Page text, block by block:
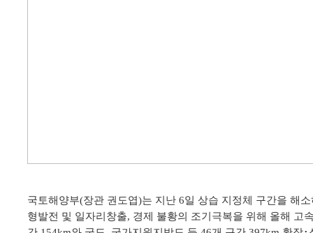
국토해양부(장관 권도엽)는 지난 6일 상습 지정체 구간을 해
형발전 및 일자리 창출, 경제 불황의 조기극복을 위해 올해 고